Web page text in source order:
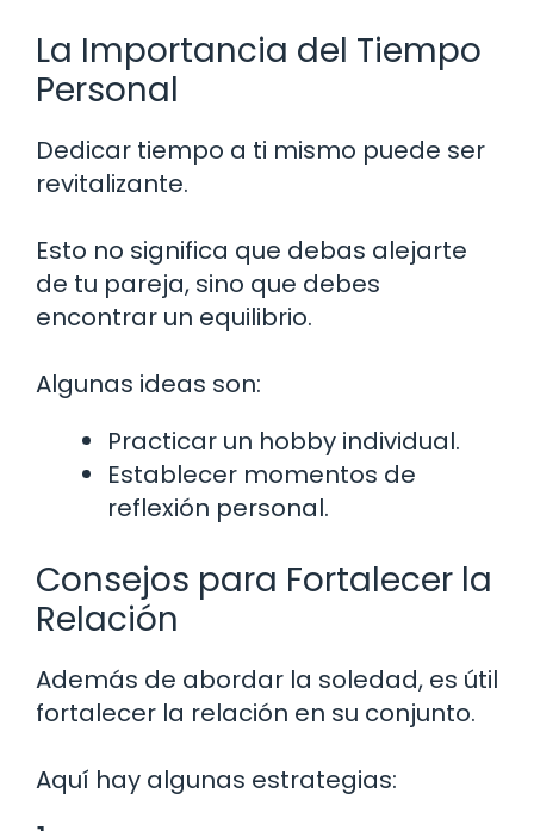
La Importancia del Tiempo
Personal
Dedicar tiempo a ti mismo puede ser
revitalizante.
Esto no significa que debas alejarte
de tu pareja, sino que debes
encontrar un equilibrio.
Algunas ideas son:
Practicar un hobby individual.
Establecer momentos de
reflexión personal.
Consejos para Fortalecer la
Relación
Además de abordar la soledad, es útil
fortalecer la relación en su conjunto.
Aquí hay algunas estrategias: